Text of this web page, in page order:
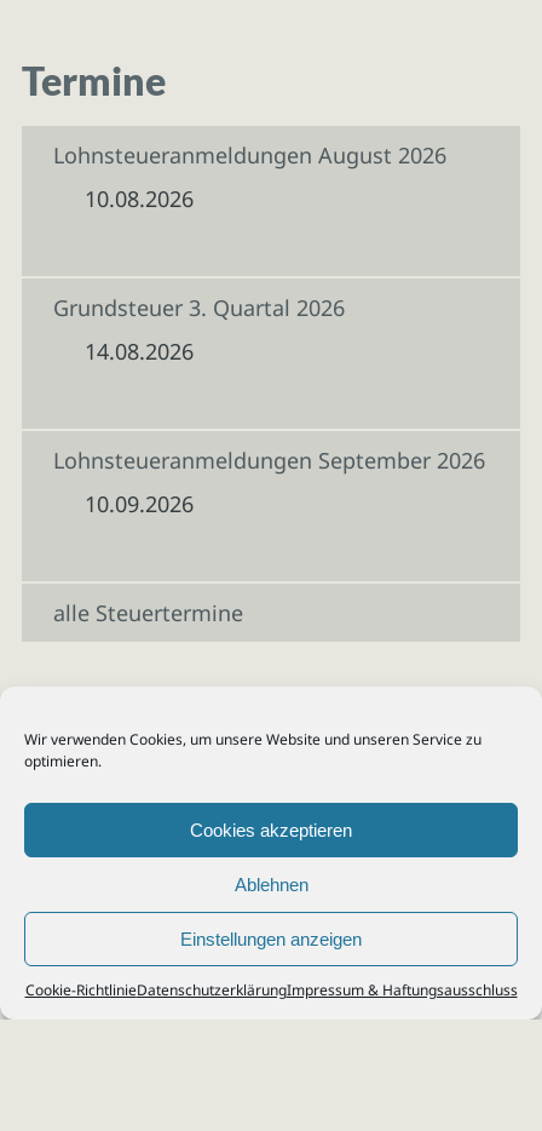
Wir verwenden Cookies, um unsere Website und unseren Service zu
optimieren.
Cookies akzeptieren
Ablehnen
Einstellungen anzeigen
Cookie-RichtlinieDatenschutzerklärungImpressum & Haftungsausschluss
Termine
Lohnsteueranmeldungen August 2026
10.08.2026
Grundsteuer 3. Quartal 2026
14.08.2026
Lohnsteueranmeldungen September 2026
10.09.2026
alle Steuertermine
© 2026Steuerberater Kempf, Köln - Steuerberatung Poll, Porz, Deutz, Mülheim,